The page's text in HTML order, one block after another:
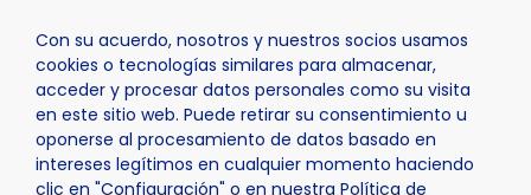
Con su acuerdo, nosotros y nuestros socios usamos
cookies o tecnologías similares para almacenar,
acceder y procesar datos personales como su visita
en este sitio web. Puede retirar su consentimiento u
oponerse al procesamiento de datos basado en
intereses legítimos en cualquier momento haciendo
clic en "Configuración" o en nuestra Política de
Inicio Actualidad Agenda VI Día De La Familia